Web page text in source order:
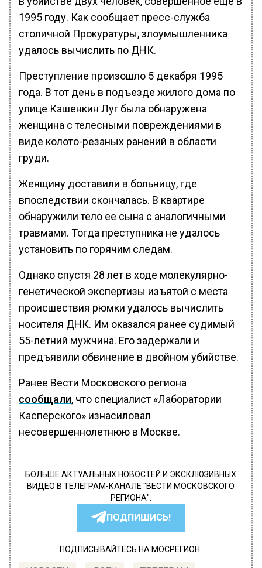
1995 году. Как сообщает пресс-служба
столичной Прокуратуры, злоумышленника
удалось вычислить по ДНК.
Преступление произошло 5 декабря 1995
года. В тот день в подъезде жилого дома по
улице Кашенкин Луг была обнаружена
женщина с телесными повреждениями в
виде колото-резаных ранений в области
груди.
Женщину доставили в больницу, где
впоследствии скончалась. В квартире
обнаружили тело ее сына с аналогичными
травмами. Тогда преступника не удалось
установить по горячим следам.
Однако спустя 28 лет в ходе молекулярно-
генетической экспертизы изъятой с места
происшествия рюмки удалось вычислить
носителя ДНК. Им оказался ранее судимый
55-летний мужчина. Его задержали и
предъявили обвинение в двойном убийстве.
Ранее Вести Московского региона
сообщали, что специалист «Лаборатории
Касперского» изнасиловал
несовершеннолетнюю в Москве.
БОЛЬШЕ АКТУАЛЬНЫХ НОВОСТЕЙ И ЭКСКЛЮЗИВНЫХ
ВИДЕО В ТЕЛЕГРАМ-КАНАЛЕ "ВЕСТИ МОСКОВСКОГО
РЕГИОНА".
ПОДПИШИСЬ!
ПОДПИСЫВАЙТЕСЬ НА МОСРЕГИОН: